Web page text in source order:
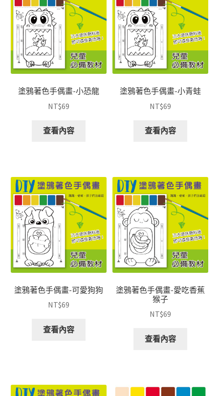
塗鴉著色手偶畫-小恐龍
NT$69
查看內容
塗鴉著色手偶畫-小青蛙
NT$69
查看內容
塗鴉著色手偶畫-可愛狗狗
NT$69
查看內容
塗鴉著色手偶畫-愛吃香蕉
猴子
NT$69
查看內容